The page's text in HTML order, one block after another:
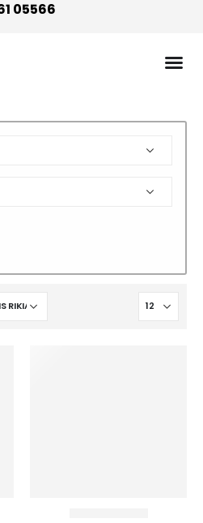
05566